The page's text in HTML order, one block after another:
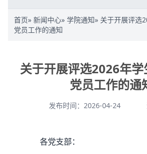
首页» 新闻中心» 学院通知» 关于开展评选
党员工作的通知
关于开展评选2026年
党员工作的通
发布时间：2026-04-24
各党支部：